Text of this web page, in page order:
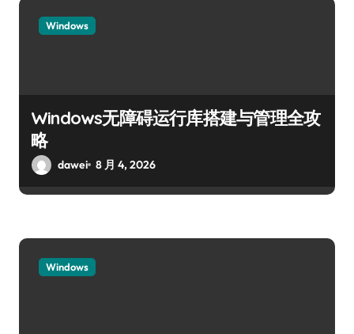
Windows
Windows无障碍运行库搭建与管理全攻
略
dawei 8 月 4, 2026
Windows